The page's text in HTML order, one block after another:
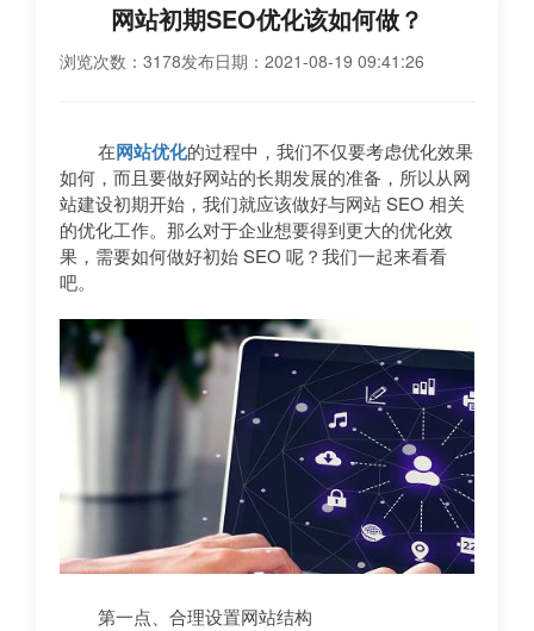
网站初期SEO优化该如何做？
浏览次数：3178发布日期：2021-08-19 09:41:26
在网站优化的过程中，我们不仅要考虑优化效果
如何，而且要做好网站的长期发展的准备，所以从网
站建设初期开始，我们就应该做好与网站 SEO 相关
的优化工作。那么对于企业想要得到更大的优化效
果，需要如何做好初始 SEO 呢？我们一起来看看
吧。
第一点、合理设置网站结构